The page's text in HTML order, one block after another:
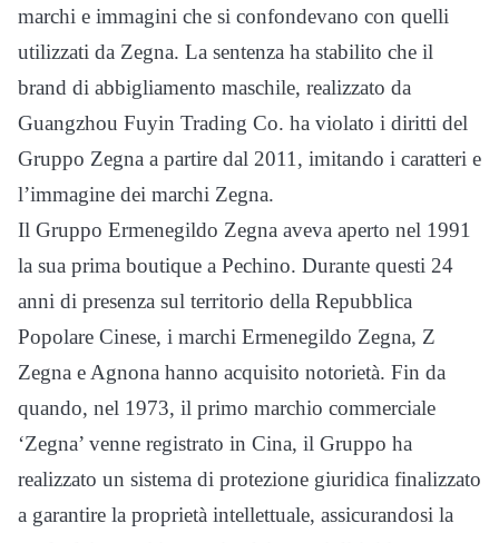
marchi e immagini che si confondevano con quelli
utilizzati da Zegna. La sentenza ha stabilito che il
brand di abbigliamento maschile, realizzato da
Guangzhou Fuyin Trading Co. ha violato i diritti del
Gruppo Zegna a partire dal 2011, imitando i caratteri e
l’immagine dei marchi Zegna.
Il Gruppo Ermenegildo Zegna aveva aperto nel 1991
la sua prima boutique a Pechino. Durante questi 24
anni di presenza sul territorio della Repubblica
Popolare Cinese, i marchi Ermenegildo Zegna, Z
Zegna e Agnona hanno acquisito notorietà. Fin da
quando, nel 1973, il primo marchio commerciale
‘Zegna’ venne registrato in Cina, il Gruppo ha
realizzato un sistema di protezione giuridica finalizzato
a garantire la proprietà intellettuale, assicurandosi la